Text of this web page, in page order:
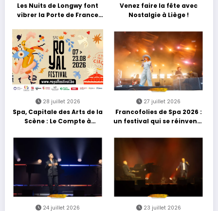
Les Nuits de Longwy font
vibrer la Porte de France
découvertes et énergie
reggae
Venez faire la fête avec
Nostalgie à Liège !
28 juillet 2026
Spa, Capitale des Arts de la
Scène : Le Compte à
27 juillet 2026
Francofolies de Spa 2026 :
un festival qui se réinvente
grands moments de scène
24 juillet 2026 23 juillet 2026